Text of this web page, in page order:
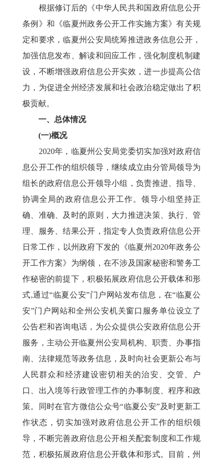
根据修订后的《中华人民共和国政府信息公开
条例》和《临夏州政务公开工作实施方案》有关规
定和要求，临夏州公安局统筹推进政务信息公开，
加强信息发布、解读和回应工作，强化制度机制建
设，不断增强政府信息公开实效，进一步提高公信
力，为促进全州经济发展和社会政治稳定做出了积
极贡献。
一、总体情况
(一)概况
2020年，临夏州公安局党委切实加强对政府信
息公开工作的组织领导，继续成立由分管局领导为
组长的政府信息公开领导小组，负责推进、指导、
协调全局的政府信息公开工作。领导小组坚持正
确、准确、及时的原则，大力推进决策、执行、管
理、服务、结果公开，指定专人负责政府信息公开
日常工作，以州政府下发的《临夏州2020年政务公
开工作方案》为纲领，在不涉及国家秘密和警务工
作秘密的前提下，积极拓展政府信息公开载体和形
式,通过“临夏公安”门户网站发布信息，在“临夏公
安”门户网站和全州公安机关窗口服务单位设立了
公告栏和咨询电话，为公众提供公安政府信息公开
服务，主动公开临夏州公安局机构、职责、办事指
南、法律规范等政务信息，及时向社会更新公布与
人民群众和经济建设密切相关的治安、交管、户
口、出入境等行政管理工作的办事制度、程序和政
策。同时在官方微信公众号“临夏公安”及时更新工
作状态，切实加强对政府信息公开工作的组织领
导，不断完善政府信息公开相关配套制度和工作规
范，积极拓展政府信息公开载体和形式。目前，州